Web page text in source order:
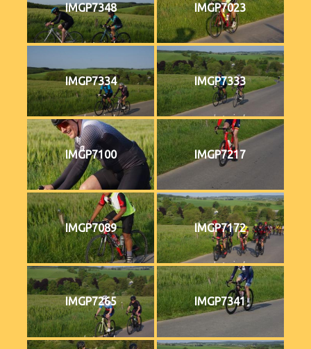
IMGP7348 IMGP7023
IMGP7334 IMGP7333
IMGP7100 IMGP7217
IMGP7089 IMGP7172
IMGP7265 IMGP7341